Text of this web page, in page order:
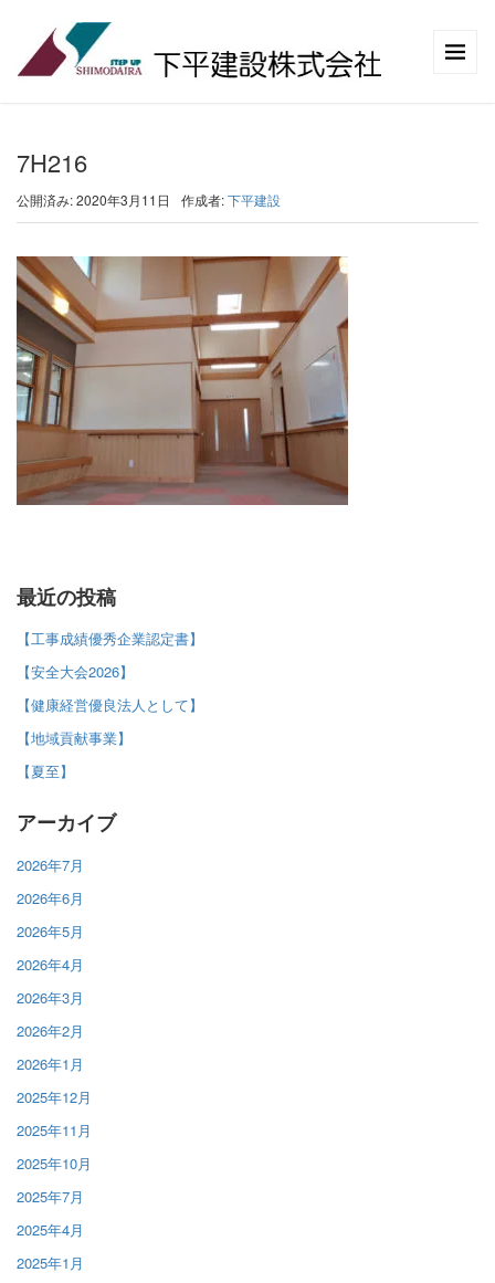
7H216
公開済み: 2020年3月11日 作成者:下平建設
最近の投稿
【工事成績優秀企業認定書】
【安全大会2026】
【健康経営優良法人として】
【地域貢献事業】
【夏至】
アーカイブ
2026年7月
2026年6月
2026年5月
2026年4月
2026年3月
2026年2月
2026年1月
2025年12月
2025年11月
2025年10月
2025年7月
2025年4月
2025年1月